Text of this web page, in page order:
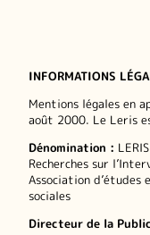
INFORMATIONS
Mentions légales en
août 2000. Le Leris
Dénomination :
Recherches sur
Association d’études
sociales
Directeur de la